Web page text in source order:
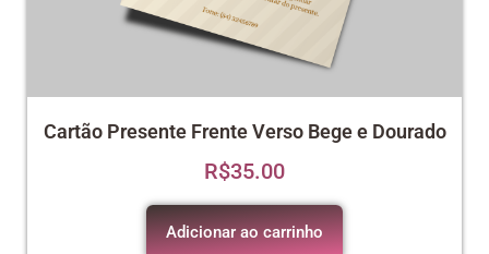
Cartão Presente Frente Verso Bege e Dourado
R$35.00
Adicionar ao carrinho